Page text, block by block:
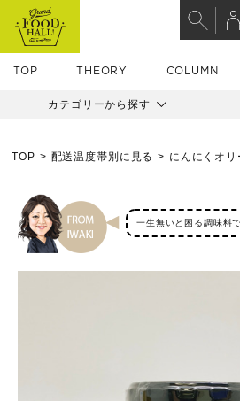
TOP THEORY COLUMN
カテゴリーから探す
TOP 配送温度帯別に見る にんにくオ
一生無いと困る調味料で